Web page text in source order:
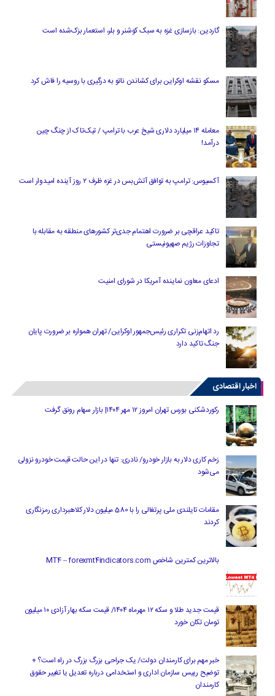
گاردین: بازسازی غزه به سبک کوشنر و بلر، استعمار بزک‌شده است
مسکو نقشه اوکراین برای کشاندن ناتو به درگیری با روسیه را فاش کرد
معامله ۱۴ میلیارد دلاری شیخ عرب با ترامپ / تیک‌تاک از چنگ چین
درآمد!
آکسیوس: ترامپ به توافق آتش‌بس در غزه ظرف ۲ روز آینده امیدوار است
تاکید عراقچی بر ضرورت اهتمام جدی‌تر کشورهای منطقه به مقابله با
تجاوزات رژیم صهیونیستی
ادعای معاون نماینده آمریکا در شورای امنیت
رد اتهام‌زنی تکراری رئیس‌جمهور اوکراین/ تهران همواره بر ضرورت پایان
جنگ تاکید دارد
اخبار اقتصادی
رکوردشکنی بورس تهران امروز ۱۲ مهر ۱۴۰۴| بازار سهام رونق گرفت
زخم کاری دلار به بازار خودرو/ نادری: تنها در این حالت قیمت خودرو نزولی
می‌شود
مقامات تایلندی ملی پرتغالی را با 580 میلیون دلار کلاهبرداری رمزنگاری
کردند
بالاترین کمترین شاخص MT4 – forexmt4indicators.com
قیمت جدید طلا و سکه ۱۲ مهرماه ۱۴۰۴/ قیمت سکه بهار آزادی ۱۰ میلیون
تومان تکان خورد
خبر مهم برای کارمندان دولت/ یک جراحی بزرگ بزرگ در راه است؟ +
توضیح رییس سازمان اداری و استخدامی درباره تعدیل یا تغییر حقوق
کارمندان